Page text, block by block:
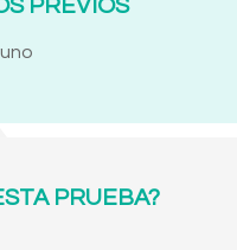
PREVIOS
PRUEBA?